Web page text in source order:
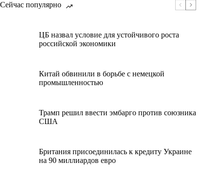
Сейчас популярно
ЦБ назвал условие для устойчивого роста
российской экономики
Китай обвинили в борьбе с немецкой
промышленностью
Трамп решил ввести эмбарго против союзника
США
Британия присоединилась к кредиту Украине
на 90 миллиардов евро